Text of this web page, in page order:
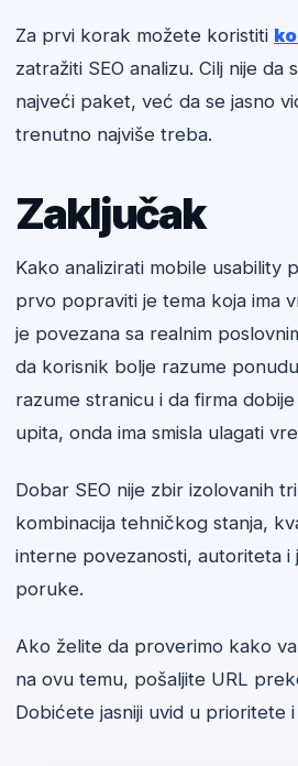
Za prvi korak možete koristiti
zatražiti SEO analizu. Cilj nije da
najveći paket, već da se jasno
trenutno najviše treba.
Zaključak
Kako analizirati mobile usability
prvo popraviti je tema koja ima
je povezana sa realnim
da korisnik bolje razume
razume stranicu i da firma
upita, onda ima smisla ulagati
Dobar SEO nije zbir izolovanih
kombinacija tehničkog stanja,
interne povezanosti, autoriteta i
poruke.
Ako želite da proverimo kako
na ovu temu, pošaljite URL
Dobićete jasniji uvid u prioritete